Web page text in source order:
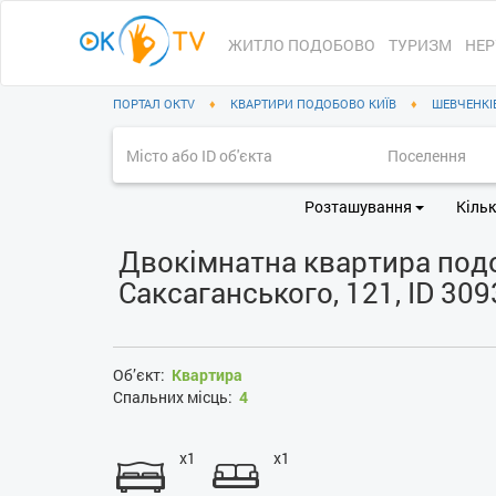
ЖИТЛО ПОДОБОВО ТУРИЗМ
ПОРТАЛ OKTV ♦ КВАРТИРИ ПОДОБОВО КИЇВ ♦
Розташування
Двокімнатна квартира
Саксаганського, 121, ID
Об’єкт: Квартира
Спальних місць: 4
x1 x1